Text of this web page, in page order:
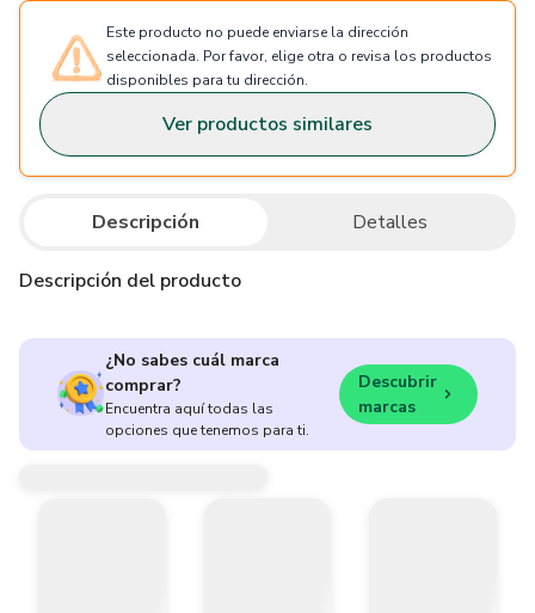
Este producto no puede enviarse la dirección
seleccionada. Por favor, elige otra o revisa los productos
disponibles para tu dirección.
Ver productos similares
Descripción Detalles
Descripción del producto
¿No sabes cuál marca
comprar?
Encuentra aquí todas las
opciones que tenemos para ti.
Descubrir
marcas